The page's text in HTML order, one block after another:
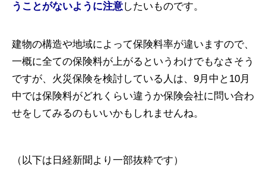
うことがないように注意したいものです。
建物の構造や地域によって保険料率が違いますので、
一概に全ての保険料が上がるというわけでもなさそう
ですが、火災保険を検討している人は、9月中と10月
中では保険料がどれくらい違うか保険会社に問い合わ
せをしてみるのもいいかもしれませんね。
（以下は日経新聞より一部抜粋です）